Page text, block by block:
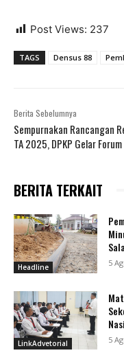
Post Views: 237
TAGS Densus 88
Berita Sebelumnya
Sempurnakan Rancangan
TA 2025, DPKP Gelar Forum
BERITA TERKAIT
Headline 5
LinkAdvetorial 5